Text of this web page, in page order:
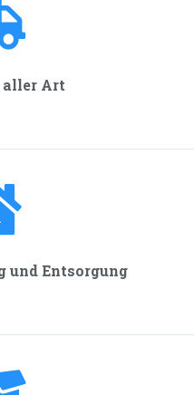
aller Art
und Entsorgung